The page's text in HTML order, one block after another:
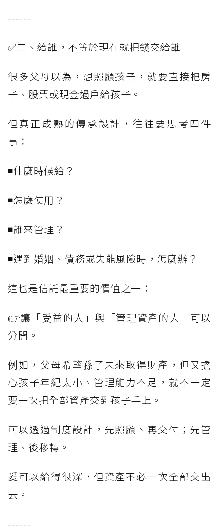
------
✅二、給誰，不等於現在就把錢交給誰
很多父母以為，想照顧孩子，就要直接把房
子、股票或現金過戶給孩子。
但真正成熟的傳承設計，往往要思考四件
事：
◾什麼時候給？
◾怎麼使用？
◾誰來管理？
◾遇到婚姻、債務或失能風險時，怎麼辦？
這也是信託最重要的價值之一：
👉讓「受益的人」與「管理資產的人」可以
分開。
例如，父母希望孫子未來取得財產，但又擔
心孩子年紀太小、管理能力不足，就不一定
要一次把全部資產交到孩子手上。
可以透過制度設計，先照顧、再交付；先管
理、後移轉。
愛可以給得很深，但資產不必一次全部交出
去。
------